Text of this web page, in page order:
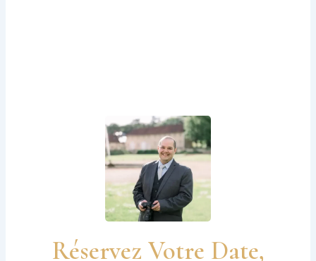
Réservez Votre Date,